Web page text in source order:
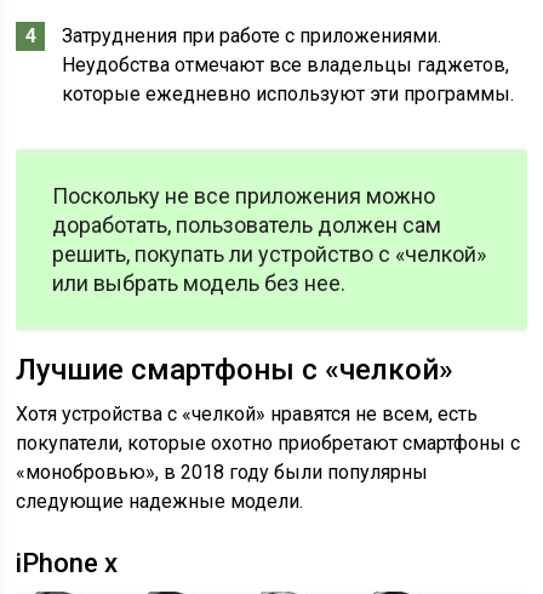
Затруднения при работе с приложениями.
Неудобства отмечают все владельцы гаджетов,
которые ежедневно используют эти программы.
Поскольку не все приложения можно
доработать, пользователь должен сам
решить, покупать ли устройство с «челкой»
или выбрать модель без нее.
Лучшие смартфоны с «челкой»
Хотя устройства с «челкой» нравятся не всем, есть
покупатели, которые охотно приобретают смартфоны с
«монобровью», в 2018 году были популярны
следующие надежные модели.
iPhone x